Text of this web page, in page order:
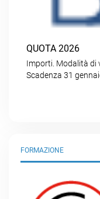
QUOTA 2026
Importi. Modalità di
Scadenza 31
FORMAZIONE